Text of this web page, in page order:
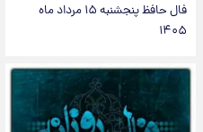
فال حافظ پنجشنبه ۱۵ مرداد ماه
۱۴۰۵